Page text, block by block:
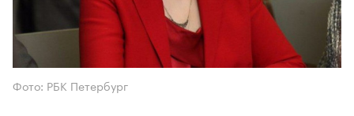
Фото: РБК Петербург